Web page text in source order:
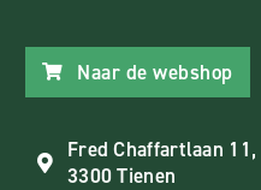
Naar de webshop
Fred Chaffartlaan 11,
3300 Tienen